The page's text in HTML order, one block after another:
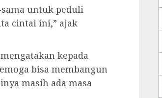
sama untuk peduli
cintai ini,” ajak
kepada
bisa membangun
masih ada masa